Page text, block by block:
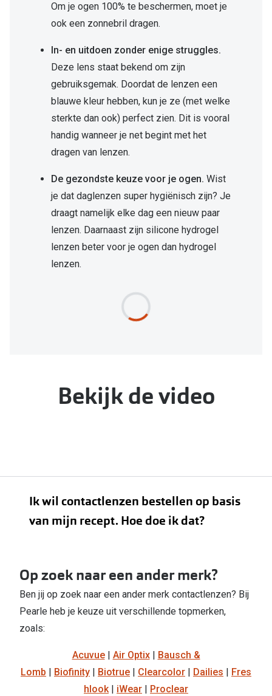
Om je ogen 100% te beschermen, moet je
ook een zonnebril dragen.
In- en uitdoen zonder enige struggles.
Deze lens staat bekend om zijn
gebruiksgemak. Doordat de lenzen een
blauwe kleur hebben, kun je ze (met welke
sterkte dan ook) perfect zien. Dit is vooral
handig wanneer je net begint met het
dragen van lenzen.
De gezondste keuze voor je ogen. Wist
je dat daglenzen super hygiënisch zijn? Je
draagt namelijk elke dag een nieuw paar
lenzen. Daarnaast zijn silicone hydrogel
lenzen beter voor je ogen dan hydrogel
lenzen.
Bekijk de video
Ik wil contactlenzen bestellen op basis
van mijn recept. Hoe doe ik dat?
Op zoek naar een ander merk?
Ben jij op zoek naar een ander merk contactlenzen? Bij
Pearle heb je keuze uit verschillende topmerken,
zoals:
Acuvue| Air Optix|
Bausch &
Lomb
Biofinity Biotrue Clearcolor Dailies
Fres
hlook| iWear Proclear